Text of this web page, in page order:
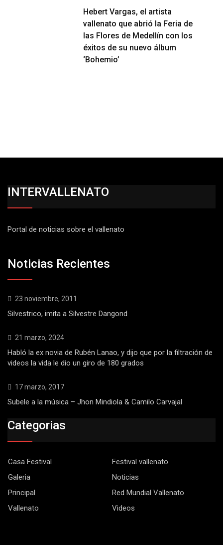
Hebert Vargas, el artista
vallenato que abrió la Feria de
las Flores de Medellín con los
éxitos de su nuevo álbum
‘Bohemio’
INTERVALLENATO
Portal de noticias sobre el vallenato
Noticias Recientes
23 noviembre, 2011
Silvestrico, imita a Silvestre Dangond
21 marzo, 2024
Habló la ex novia de Rubén Lanao, y dijo que por la filtración de
videos la vida le dio un giro de 180 grados
17 marzo, 2017
Subele a la música – Jhon Mindiola & Camilo Carvajal
Categorias
Casa Festival
Festival vallenato
Galeria
Noticias
Principal
Red Mundial Vallenato
Vallenato
Videos